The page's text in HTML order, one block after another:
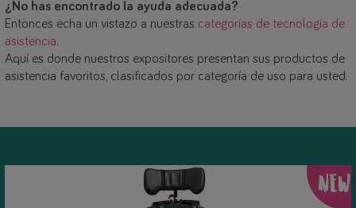
¿No has encontrado la ayuda adecuada?
Entonces echa un vistazo a nuestras categorías de tecnología de
asistencia.
Aquí es donde nuestros expositores presentan sus productos de
asistencia favoritos, clasificados por categoría de uso para usted.
NEW